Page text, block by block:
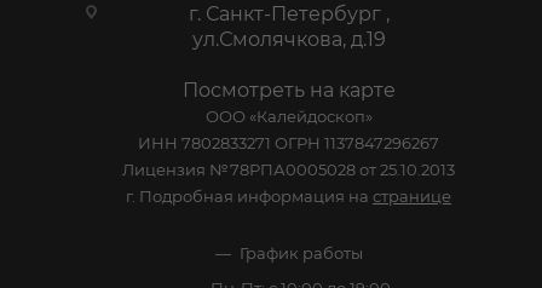
г. Санкт-Петербург ,
ул.Смолячкова, д.19
Посмотреть на карте
ООО «Калейдоскоп»
ИНН 7802833271 ОГРН 1137847296267
Лицензия №78РПА0005028 от 25.10.2013
г. Подробная информация на странице
График работы